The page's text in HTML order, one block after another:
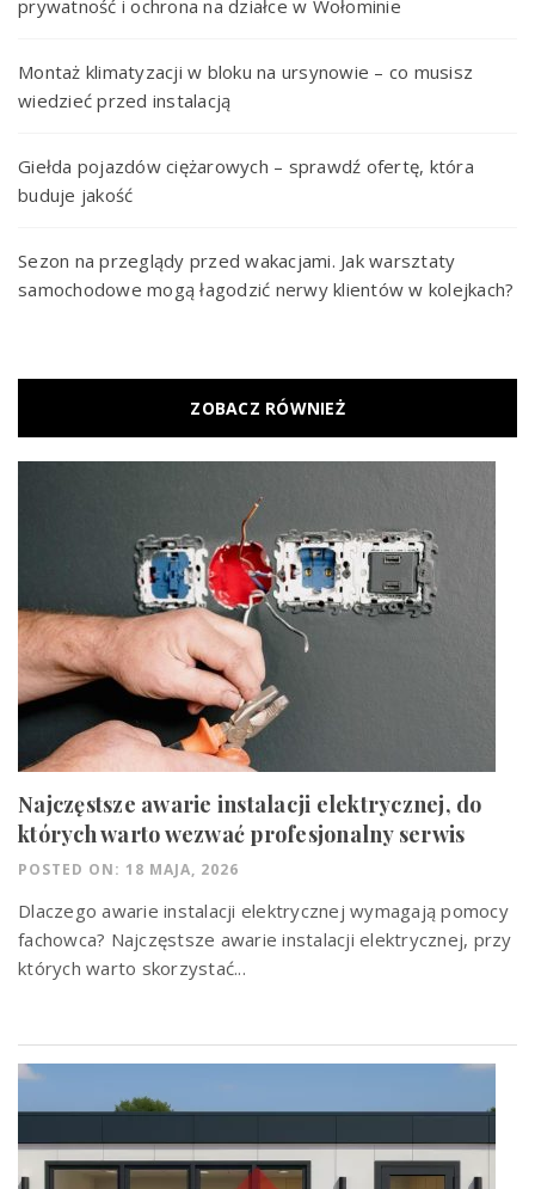
prywatność i ochrona na działce w Wołominie
Montaż klimatyzacji w bloku na ursynowie – co musisz
wiedzieć przed instalacją
Giełda pojazdów ciężarowych – sprawdź ofertę, która
buduje jakość
Sezon na przeglądy przed wakacjami. Jak warsztaty
samochodowe mogą łagodzić nerwy klientów w kolejkach?
ZOBACZ RÓWNIEŻ
Najczęstsze awarie instalacji elektrycznej, do
których warto wezwać profesjonalny serwis
POSTED ON: 18 MAJA, 2026
Dlaczego awarie instalacji elektrycznej wymagają pomocy
fachowca? Najczęstsze awarie instalacji elektrycznej, przy
których warto skorzystać...